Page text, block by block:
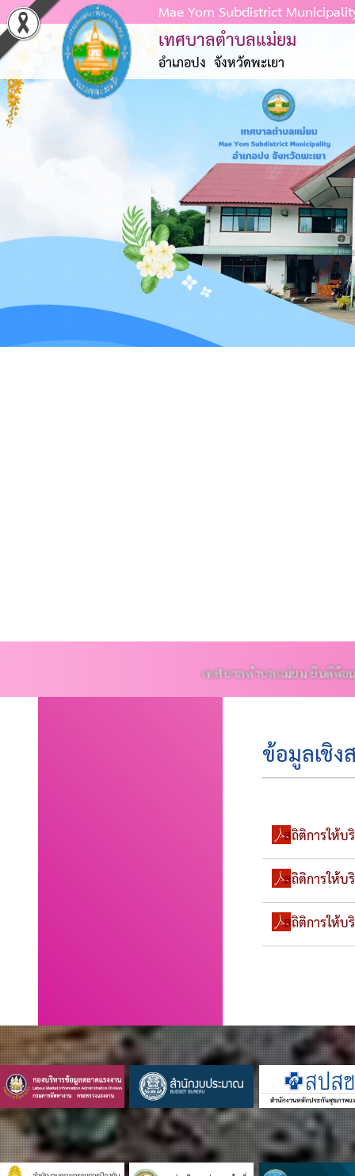
Mae Yom Subdistrict
เทศบาลตำบลแม่ยม
อำเภอปง จังหวัดพะเยา
หน้าแรก
ข้อมูลพื้นฐาน
ข่าวประชาสัมพันธ์
การบริหารงาน
การจัดซื้อจัดจ้าง การจัดหาพัสดุ
การดำเนินการเพื่อป้องกันการทุจริต
แผนป้องกันการทุจริต
บริการประชาชน
เทศบาลตำบลแม่ยม ยินดีต้อนรับ
ข้อมูลเชิง
สถิติการให้
สถิติการให้
สถิติการให้